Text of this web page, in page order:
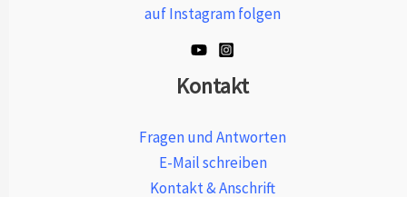
auf Instagram folgen
Kontakt
Fragen und Antworten
E-Mail schreiben
Kontakt & Anschrift